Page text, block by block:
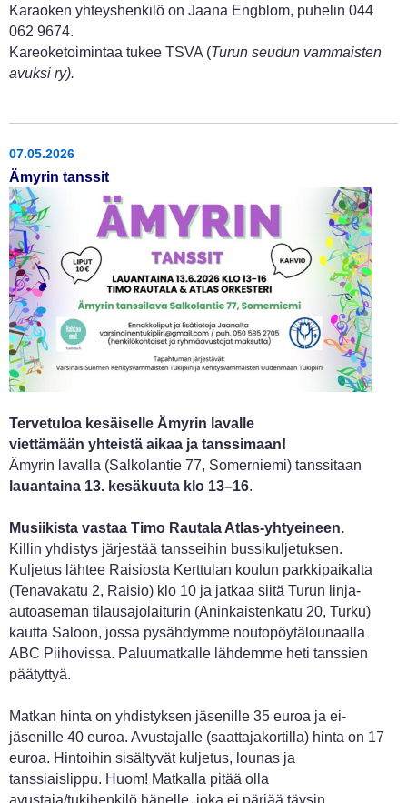
Karaoken yhteyshenkilö on Jaana Engblom, puhelin 044
062 9674.
Kareoketoimintaa tukee TSVA (Turun seudun vammaisten
avuksi ry).
07.05.2026
Ämyrin tanssit
Tervetuloa kesäiselle Ämyrin lavalle
viettämään yhteistä aikaa ja tanssimaan!
Ämyrin lavalla (Salkolantie 77, Somerniemi) tanssitaan
lauantaina 13. kesäkuuta klo 13–16.
Musiikista vastaa Timo Rautala Atlas-yhtyeineen.
Killin yhdistys järjestää tansseihin bussikuljetuksen.
Kuljetus lähtee Raisiosta Kerttulan koulun parkkipaikalta
(Tenavakatu 2, Raisio) klo 10 ja jatkaa siitä Turun linja-
autoaseman tilausajolaiturin (Aninkaistenkatu 20, Turku)
kautta Saloon, jossa pysähdymme noutopöytälounaalla
ABC Piihovissa. Paluumatkalle lähdemme heti tanssien
päätyttyä.
Matkan hinta on yhdistyksen jäsenille 35 euroa ja ei-
jäsenille 40 euroa. Avustajalle (saattajakortilla) hinta on 17
euroa. Hintoihin sisältyvät kuljetus, lounas ja
tanssiaislippu. Huom! Matkalla pitää olla
avustaja/tukihenkilö hänelle, joka ei pärjää täysin